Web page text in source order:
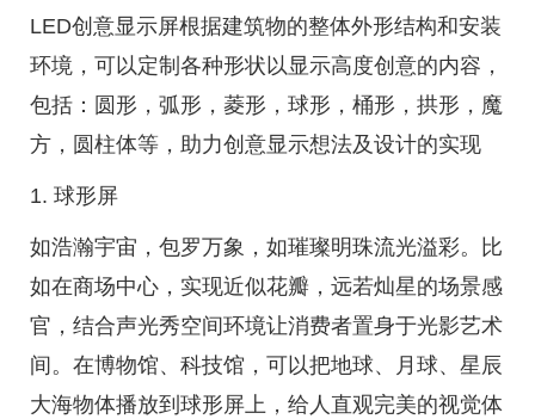
LED创意显示屏根据建筑物的整体外形结构和安装
环境，可以定制各种形状以显示高度创意的内容，
包括：圆形，弧形，菱形，球形，桶形，拱形，魔
方，圆柱体等，助力创意显示想法及设计的实现
1. 球形屏
如浩瀚宇宙，包罗万象，如璀璨明珠流光溢彩。比
如在商场中心，实现近似花瓣，远若灿星的场景感
官，结合声光秀空间环境让消费者置身于光影艺术
间。在博物馆、科技馆，可以把地球、月球、星辰
大海物体播放到球形屏上，给人直观完美的视觉体